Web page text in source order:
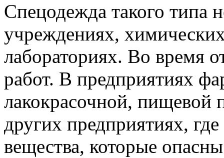
Спецодежда такого типа
учреждениях,
лабораториях. Во время
работ. В предприятиях
лакокрасочной,
других предприятиях,
вещества, которые